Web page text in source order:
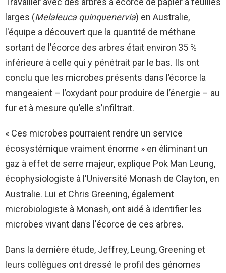
larges (Melaleuca quinquenervia) en Australie,
l'équipe a découvert que la quantité de méthane
sortant de l'écorce des arbres était environ 35 %
inférieure à celle qui y pénétrait par le bas. Ils ont
conclu que les microbes présents dans l’écorce la
mangeaient – ​​l’oxydant pour produire de l’énergie – au
fur et à mesure qu’elle s’infiltrait.
« Ces microbes pourraient rendre un service
écosystémique vraiment énorme » en éliminant un
gaz à effet de serre majeur, explique Pok Man Leung,
écophysiologiste à l'Université Monash de Clayton, en
Australie. Lui et Chris Greening, également
microbiologiste à Monash, ont aidé à identifier les
microbes vivant dans l'écorce de ces arbres.
Dans la dernière étude, Jeffrey, Leung, Greening et
leurs collègues ont dressé le profil des génomes